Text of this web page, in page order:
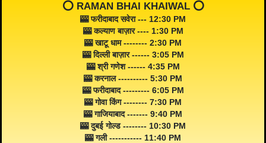
⭕️ RAMAN BHAI KHAIWAL ⭕️
🎰 फरीदाबाद सवेरा --- 12:30 PM
🎰 कल्याण बाज़ार ---- 1:30 PM
🎰 खाटू धाम -------- 2:30 PM
🎰 दिल्ली बाज़ार ------ 3:05 PM
🎰 श्री गणेश ------ 4:35 PM
🎰 करनाल ---------- 5:30 PM
🎰 फरीदाबाद --------- 6:05 PM
🎰 गोवा किंग -------- 7:30 PM
🎰 गाजियाबाद ------- 9:40 PM
🎰 दुबई गोल्ड -------- 10:30 PM
🎰 गली ----------- 11:40 PM